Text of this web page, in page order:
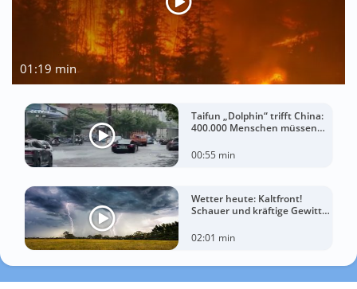
01:19 min
Taifun „Dolphin“ trifft China:
400.000 Menschen müssen
00:55 min
Wetter heute: Kaltfront!
Schauer und kräftige Gewitter
02:01 min